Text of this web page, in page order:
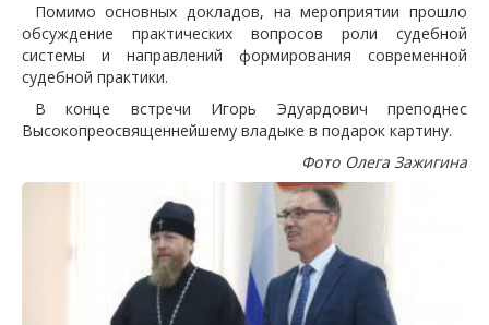
Помимо основных докладов, на мероприятии прошло
обсуждение практических вопросов роли судебной
системы и направлений формирования современной
судебной практики.
В конце встречи Игорь Эдуардович преподнес
Высокопреосвященнейшему владыке в подарок картину.
Фото Олега Зажигина